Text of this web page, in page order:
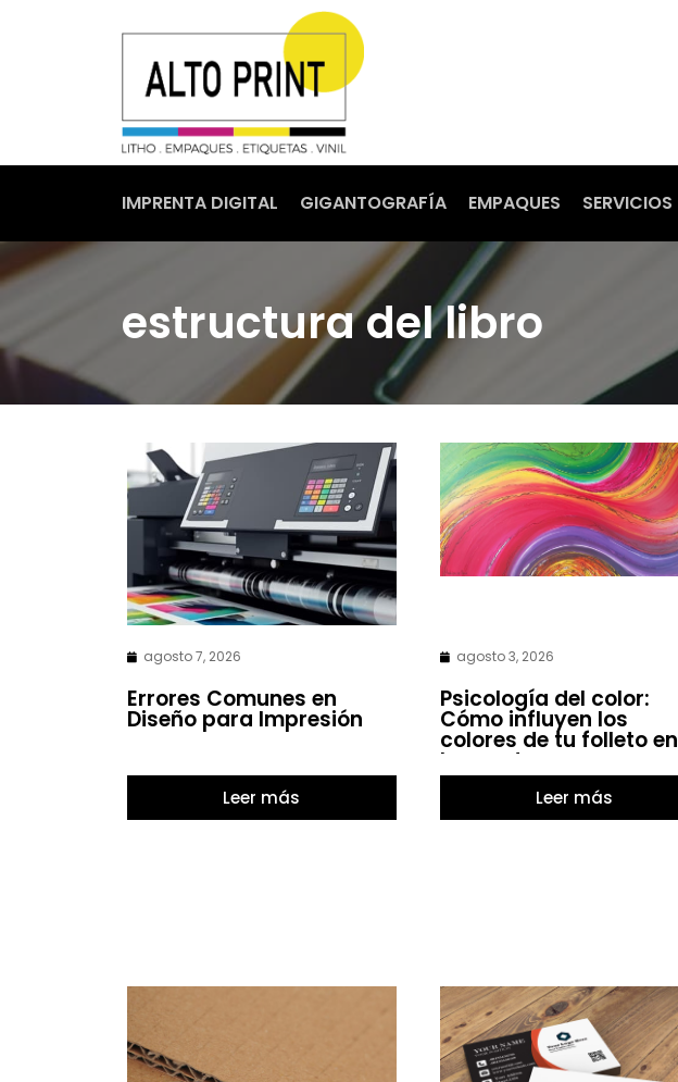
IMPRENTA DIGITAL GIGANTOGRAFÍA EMPAQUES SERVICIOS
estructura del libro
agosto 7, 2026
Errores Comunes en
Diseño para Impresión
Leer más
agosto 3, 2026
Psicología del color:
Cómo influyen los
colores de tu folleto en
las ventas
Leer más